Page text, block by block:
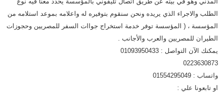
الطلب والاجراء الذي يريده ونحن سنقوم بتوفيره له واعلامه بموعد استلامه من
المؤسسة ، ( المؤسسة توفر خدمة استخراج جواات السفر للمصريين وحجوزات
الطيران للمصريين والعرب والأجانب .
يمكنك الآن التواصل : 01093950433
0223630873
واتساب : 01554295049
او تابعونا علي :